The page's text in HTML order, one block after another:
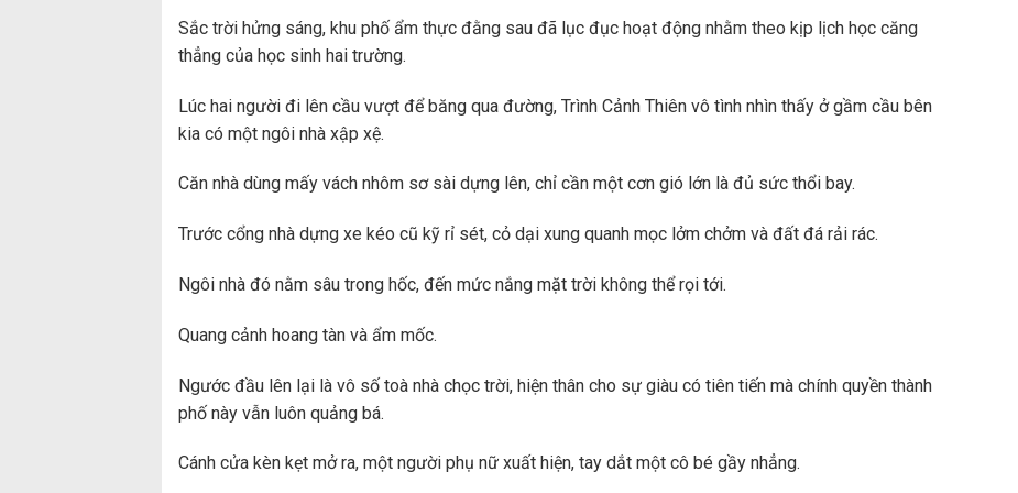
Sắc trời hửng sáng, khu phố ẩm thực đằng sau đã lục đục hoạt động nhằm theo kịp lịch học căng
thẳng của học sinh hai trường.
Lúc hai người đi lên cầu vượt để băng qua đường, Trình Cảnh Thiên vô tình nhìn thấy ở gầm cầu bên
kia có một ngôi nhà xập xệ.
Căn nhà dùng mấy vách nhôm sơ sài dựng lên, chỉ cần một cơn gió lớn là đủ sức thổi bay.
Trước cổng nhà dựng xe kéo cũ kỹ rỉ sét, cỏ dại xung quanh mọc lởm chởm và đất đá rải rác.
Ngôi nhà đó nằm sâu trong hốc, đến mức nắng mặt trời không thể rọi tới.
Quang cảnh hoang tàn và ẩm mốc.
Ngước đầu lên lại là vô số toà nhà chọc trời, hiện thân cho sự giàu có tiên tiến mà chính quyền thành
phố này vẫn luôn quảng bá.
Cánh cửa kèn kẹt mở ra, một người phụ nữ xuất hiện, tay dắt một cô bé gầy nhẳng.